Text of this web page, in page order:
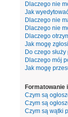
Dlaczego nie
Jak
Dlaczego nie
Dlaczego nie
Dlaczego
Jak mogę
Do czego
Dlaczego mój
Jak mogę
Formatowanie
Czym są
Czym są
Czym są wątki